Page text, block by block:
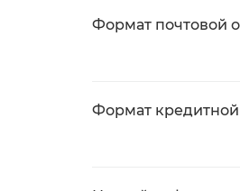
Формат почтовой
Формат